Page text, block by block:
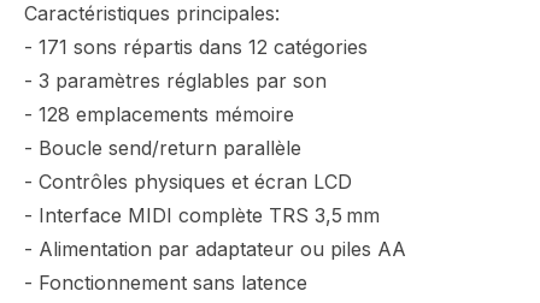
Caractéristiques principales:
- 171 sons répartis dans 12 catégories
- 3 paramètres réglables par son
- 128 emplacements mémoire
- Boucle send/return parallèle
- Contrôles physiques et écran LCD
- Interface MIDI complète TRS 3,5 mm
- Alimentation par adaptateur ou piles AA
- Fonctionnement sans latence